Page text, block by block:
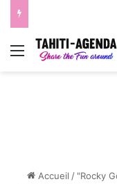
Menu
Accueil / "Rocky